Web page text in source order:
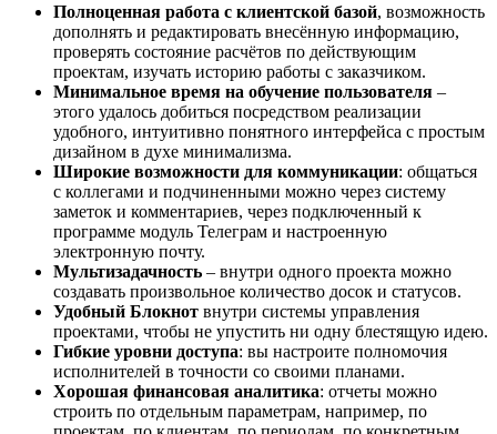
Полноценная работа с клиентской базой, возможность
дополнять и редактировать внесённую информацию,
проверять состояние расчётов по действующим
проектам, изучать историю работы с заказчиком.
Минимальное время на обучение пользователя –
этого удалось добиться посредством реализации
удобного, интуитивно понятного интерфейса с простым
дизайном в духе минимализма.
Широкие возможности для коммуникации: общаться
с коллегами и подчиненными можно через систему
заметок и комментариев, через подключенный к
программе модуль Телеграм и настроенную
электронную почту.
Мультизадачность – внутри одного проекта можно
создавать произвольное количество досок и статусов.
Удобный Блокнот внутри системы управления
проектами, чтобы не упустить ни одну блестящую идею.
Гибкие уровни доступа: вы настроите полномочия
исполнителей в точности со своими планами.
Хорошая финансовая аналитика: отчеты можно
строить по отдельным параметрам, например, по